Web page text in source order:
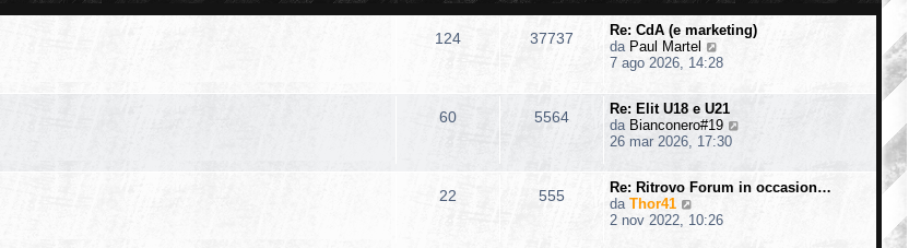
124 37737
Re: CdA (e marketing)
da Paul Martel
e
i
u
l
t
o
e
7 ago 2026, 14:28
60 5564
Re: Elit U18 e U21
da Bianconero#19
i
u
26 mar 2026, 17:30
22 555
Re: Ritrovo Forum in occasion…
da Thor41
e
2 nov 2022, 10:26